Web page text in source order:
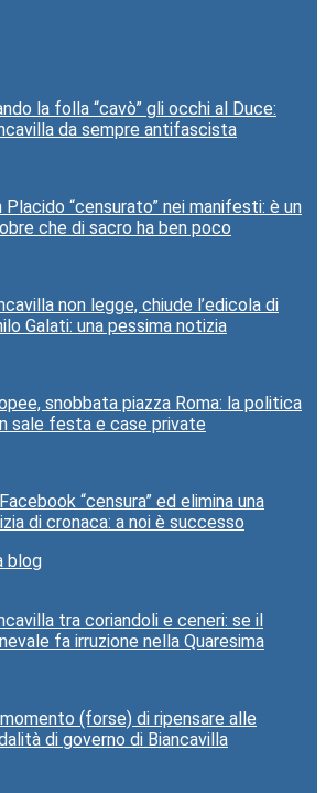
la folla “cavò” gli occhi al Duce:
da sempre antifascista
Placido “censurato” nei manifesti: è un
che di sacro ha ben poco
non legge, chiude l’edicola di
Galati: una pessima notizia
snobbata piazza Roma: la politica
sale festa e case private
“censura” ed elimina una
di cronaca: a noi è successo
blog
tra coriandoli e ceneri: se il
fa irruzione nella Quaresima
momento (forse) di ripensare alle
di governo di Biancavilla